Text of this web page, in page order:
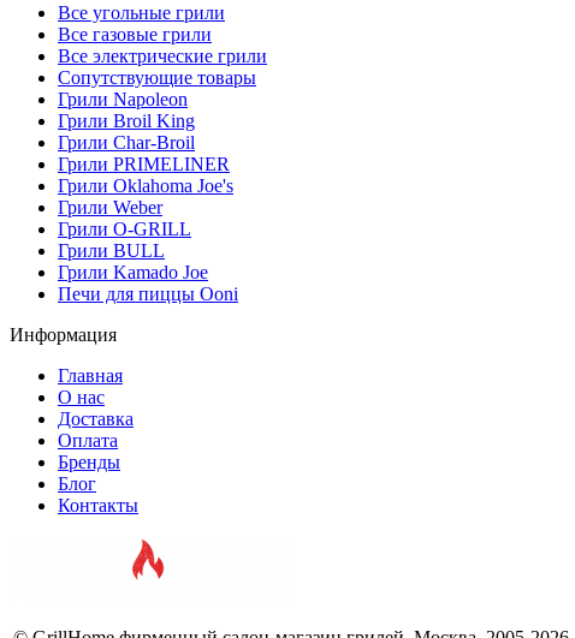
Все угольные грили
Все газовые грили
Все электрические грили
Сопутствующие товары
Грили Napoleon
Грили Broil King
Грили Char-Broil
Грили PRIMELINER
Грили Oklahoma Joe's
Грили Weber
Грили O-GRILL
Грили BULL
Грили Kamado Joe
Печи для пиццы Ooni
Информация
Главная
О нас
Доставка
Оплата
Бренды
Блог
Контакты